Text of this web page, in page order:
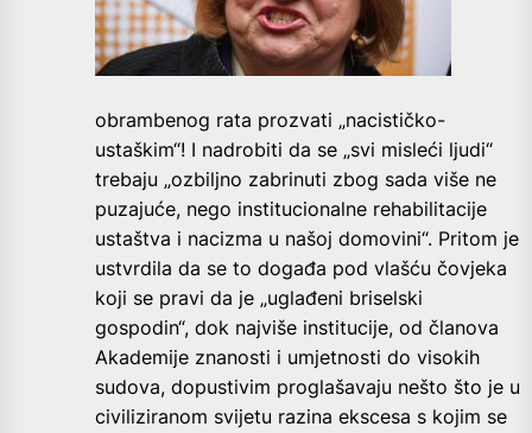
obrambenog rata prozvati „nacističko-
ustaškim“! I nadrobiti da se „svi misleći ljudi“
trebaju „ozbiljno zabrinuti zbog sada više ne
puzajuće, nego institucionalne rehabilitacije
ustaštva i nacizma u našoj domovini“. Pritom je
ustvrdila da se to događa pod vlašću čovjeka
koji se pravi da je „uglađeni briselski
gospodin“, dok najviše institucije, od članova
Akademije znanosti i umjetnosti do visokih
sudova, dopustivim proglašavaju nešto što je u
civiliziranom svijetu razina ekscesa s kojim se